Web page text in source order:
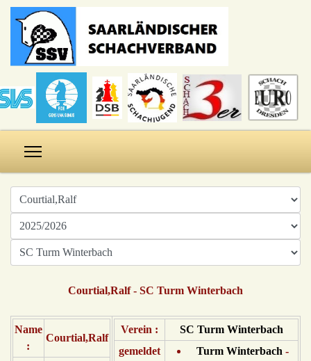
Courtial,Ralf - SC Turm Winterbach
Name
:
Courtial,Ralf
Verein :
SC Turm Winterbach
gemeldet
Turm Winterbach -